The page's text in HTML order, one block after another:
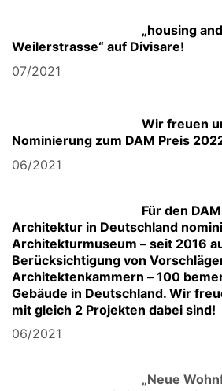
„housing
Weilerstrasse“ auf Divisare!
07/2021
Wir freuen
Nominierung zum DAM Preis
06/2021
Für den
Architektur in Deutschland
Architekturmuseum – seit 2016
Berücksichtigung von
Architektenkammern – 100
Gebäude in Deutschland. Wir
mit gleich 2 Projekten dabei sind!
06/2021
„Neue